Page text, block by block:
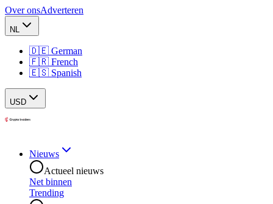
Over onsAdverteren
NL
🇩🇪 German
🇫🇷 French
🇪🇸 Spanish
USD
Nieuws
Actueel nieuws
Net binnen
Trending